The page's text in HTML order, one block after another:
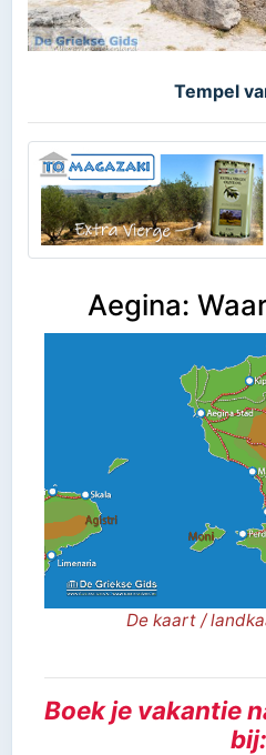
Tempel
Aegina:
De kaart /
Boek je vakantie
bij: